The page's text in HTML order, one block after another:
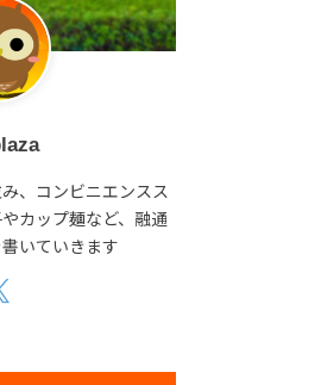
、コンビニエンスス
カップ麺など、融通
いていきます